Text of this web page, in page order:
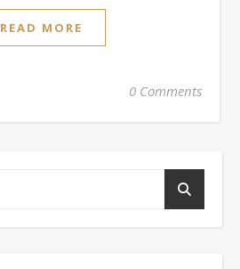
READ MORE
0 Comments